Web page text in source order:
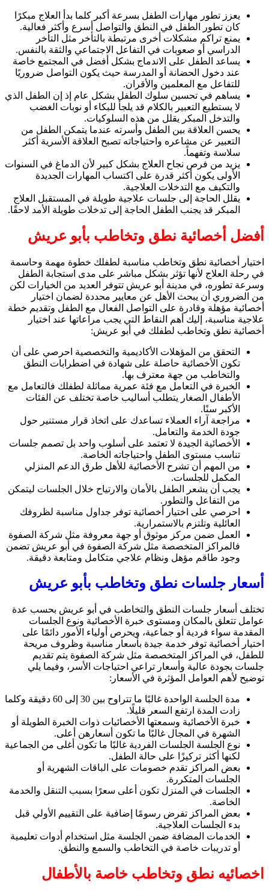
يعزز تطور مهارات الطفل بسرعة أكبر كلما بدأ العلاج مبكرًا
كان تطور الطفل في النطق والتواصل أسرع وأكثر فعالية.
يمنع تراكم مشكلات أخرى مرتبطة بالتأخر مثل التأخر
الدراسي أو صعوبات في التفاعل الاجتماعي والثقة بالنفس.
يساعد الطفل على الاندماج بشكل أفضل في المجتمع خاصة
عند دخول الحضانة أو المدرسة حيث يكون التواصل ضروريًا
للتفاعل مع المعلمين والأقران.
يساهم في تحسين سلوك الطفل بشكل عام إذ إن الطفل الذي
لا يستطيع التعبير بالكلام قد يلجأ للبكاء أو نوبات الغضب
والتدخل المبكر يقلل من هذه السلوكيات.
يحسن العلاقة بين الطفل وأسرته عندما يتمكن الطفل من
التعبير عن مشاعره واحتياجاته تصبح العلاقة الأسرية أكثر
سلاسة وتفهماً.
يزيد من فرص نجاح العلاج بشكل كبير لأن الدماغ في السنوات
الأولى يكون أكثر قدرة على اكتساب المهارات الجديدة
والتكيف مع التدخلات العلاجية.
يقلل الحاجة إلى جلسات علاجية طويلة في المستقبل العلاج
المبكر قد يجنب الطفل الحاجة إلى تدخلات طويلة الأمد لاحقًا.
أفضل أخصائية نطق وتخاطب بأبو عريش
اختيار أخصائية نطق وتخاطب مناسبة لطفلك خطوة مهمة وحاسمة
في رحلة العلاج لأنها تؤثر بشكل مباشر على مدى استجابة الطفل
وسرعة تطوره، في مدينة أبو عريش تتوفر العديد من الخيارات لكن
من الضروري أن يبحث الأهل عن معايير محددة لضمان اختيار
أخصائية مؤهلة وقادرة على التواصل الفعال مع الطفل وتقديم خطة
علاجية مناسبة، إليك أهم النقاط التي يجب مراعاتها عند اختيار
أخصائية نطق وتخاطب لطفلك في أبو عريش:
التحقق من المؤهلات الأكاديمية والتخصصية احرصي على أن
تكون الأخصائية حاصلة على شهادة في اضطرابات النطق
والتخاطب من جهة معترف بها.
الخبرة في التعامل مع فئة عمرية مماثلة لطفلك فالتعامل مع
الأطفال الصغار يتطلب أساليب خاصة تختلف عن الفئات
الأكبر سنًا.
مراجعة آراء العملاء تساعدك على اتخاذ قرار مستنير حول
جودة الخدمة والتعامل.
الأخصائية الجيدة لا تعتمد على أسلوب واحد بل تصمم جلسات
تناسب مستوى الطفل واحتياجاته الخاصة.
من المهم أن تشرح الأخصائية للأهل طرق الدعم المنزلي
المكمل للجلسات.
يجب أن يشعر الطفل بالأمان والارتياح خلال الجلسات ليتمكن
من التفاعل والتطور.
احرصي على اختيار أخصائية توفر جداول مناسبة لظروفك
العائلية وتلتزم بالاستمرارية.
العمل ضمن مركز موثوق أو جهة معروفة مثل شركة الصفوة
فالمراكز المتخصصة مثل شركة الصفوة في أبو عريش تضمن
وجود طاقم مؤهل ونظام علاجي متكامل ومتابعة دقيقة.
أسعار جلسات نطق وتخاطب بأبو عريش
تختلف أسعار جلسات النطق والتخاطب في أبو عريش بحسب عدة
عوامل تتعلق بالمكان ومستوى خبرة الأخصائية ونوع الجلسات
المقدمة سواء فردية أو جماعية، ويحرص أولياء الأمور دائمًا على
اختيار أخصائية توفر خدمة جيدة بأسعار مناسبة وظروف مريحة
للطفل، في المراكز المتخصصة مثل شركة الصفوة يتم تقديم
جلسات بجودة عالية وأسعار تراعي احتياجات الأسر، وفيما يلي
توضيح لأهم العوامل المؤثرة في الأسعار:
مدة الجلسة الواحدة غالبًا ما تتراوح بين 30 إلى 60 دقيقة وكلما
زادت المدة ارتفع السعر قليلًا.
خبرة الأخصائية وسمعتها الأخصائيات ذوات الخبرة الطويلة أو
الشهرة في المجال غالبًا ما تكون أسعارهن أعلى.
نوع الجلسة الجلسات الفردية غالبًا ما تكون أغلى من الجماعية
لكنها أكثر تركيزًا على حالة الطفل.
بعض المراكز تقدم خصومات على الباقات الشهرية أو
الجلسات المتكررة.
الجلسات في المنزل تكون أعلى سعرًا بسبب التنقل والخدمة
الخاصة.
بعض المراكز تفرض رسومًا إضافية على التقييم الأولي قبل
بدء الجلسات العلاجية.
الخدمات المضافة ضمن الجلسة مثل استخدام أدوات تعليمية
أو تدريبات خاصة في التخاطب والسمع والنطق.
اخصائيه نطق وتخاطب خاصة بالأطفال